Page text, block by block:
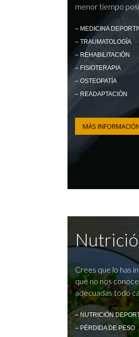
menor tiempo
– MEDICINA
– TRAUMATOLOGÍA
– REHABILITACIÓN
– FISIOTERAPIA
– OSTEOPATÍA
– READAPTACIÓN
MÁS
Crees que lo has
que no nos
adecuadas todo
– NUTRICIÓN
– PÉRDIDA DE PESO